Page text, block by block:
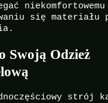
niekomfortowemu
się materiału
Swoją Odzież
strój